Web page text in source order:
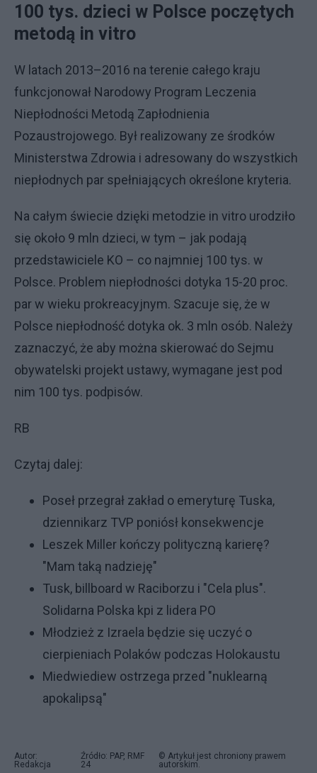
100 tys. dzieci w Polsce poczętych
metodą in vitro
W latach 2013–2016 na terenie całego kraju
funkcjonował Narodowy Program Leczenia
Niepłodności Metodą Zapłodnienia
Pozaustrojowego. Był realizowany ze środków
Ministerstwa Zdrowia i adresowany do wszystkich
niepłodnych par spełniających określone kryteria.
Na całym świecie dzięki metodzie in vitro urodziło
się około 9 mln dzieci, w tym – jak podają
przedstawiciele KO – co najmniej 100 tys. w
Polsce. Problem niepłodności dotyka 15-20 proc.
par w wieku prokreacyjnym. Szacuje się, że w
Polsce niepłodność dotyka ok. 3 mln osób. Należy
zaznaczyć, że aby można skierować do Sejmu
obywatelski projekt ustawy, wymagane jest pod
nim 100 tys. podpisów.
RB
Czytaj dalej:
Poseł przegrał zakład o emeryturę Tuska,
dziennikarz TVP poniósł konsekwencje
Leszek Miller kończy polityczną karierę?
"Mam taką nadzieję"
Tusk, billboard w Raciborzu i "Cela plus".
Solidarna Polska kpi z lidera PO
Młodzież z Izraela będzie się uczyć o
cierpieniach Polaków podczas Holokaustu
Miedwiediew ostrzega przed "nuklearną
apokalipsą"
Autor:
Redakcja
Źródło: PAP, RMF
24
© Artykuł jest chroniony prawem
autorskim.